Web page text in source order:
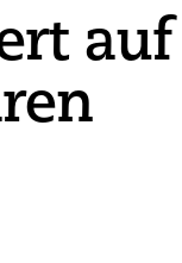
auf